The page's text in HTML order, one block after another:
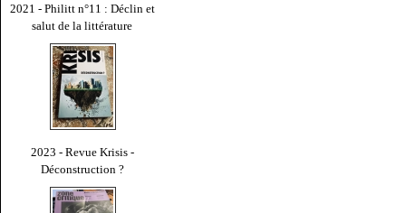
2021 - Philitt n°11 : Déclin et
salut de la littérature
2023 - Revue Krisis -
Déconstruction ?